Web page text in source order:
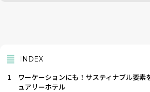
INDEX
1
ワーケーションにも！サスティナブル要素
ュアリーホテル